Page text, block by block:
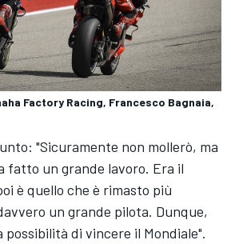
Factory Racing, Francesco Bagnaia,
"Sicuramente non mollerò, ma
fatto un grande lavoro. Era il
è quello che è rimasto più
un grande pilota. Dunque,
di vincere il Mondiale".